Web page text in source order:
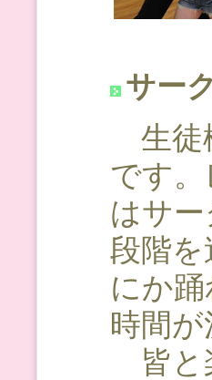
サー
生徒
です
はサ
段階
にか
時間
皆と